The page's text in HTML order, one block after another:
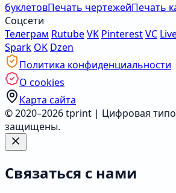
буклетовПечать чертежейПечать
Соцсети
Телеграм RutubeVK PinterestVC
Spark OK Dzen
Политика конфиденциальности
О cookies
Карта сайта
© 2020–2026 tprint | Цифровая
защищены.
Связаться с нами